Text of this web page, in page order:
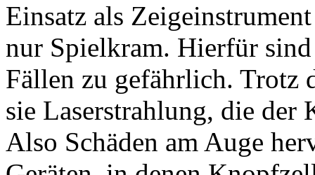
Einsatz als
nur Spielkram. Hierfür
Fällen zu gefährlich. Trotz
sie Laserstrahlung, die der
Also Schäden am Auge